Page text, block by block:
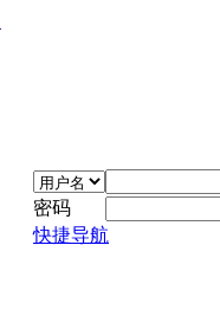
密码
快捷导航